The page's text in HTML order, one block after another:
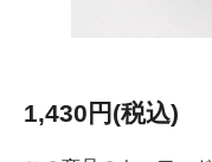
1,430円(税込)